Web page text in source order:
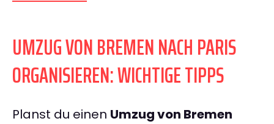
UMZUG VON BREMEN NACH PARIS
ORGANISIEREN: WICHTIGE TIPPS
Planst du einen Umzug von Bremen